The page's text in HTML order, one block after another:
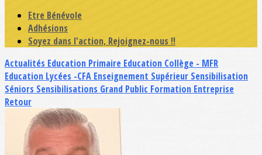
Etre Bénévole
Adhésions
Soyez dans l'action, Rejoignez-nous !!
Actualités Education Primaire Education Collège - MFR
Education Lycées -CFA Enseignement Supérieur Sensibilisation
Séniors Sensibilisations Grand Public Formation Entreprise
Retour